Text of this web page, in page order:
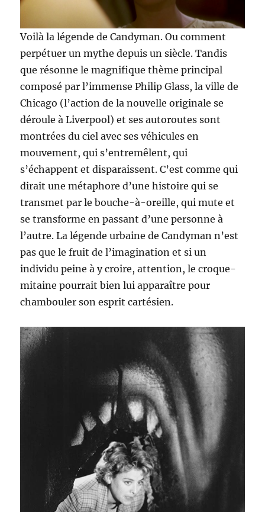
Voilà la légende de Candyman. Ou comment
perpétuer un mythe depuis un siècle. Tandis
que résonne le magnifique thème principal
composé par l’immense Philip Glass, la ville de
Chicago (l’action de la nouvelle originale se
déroule à Liverpool) et ses autoroutes sont
montrées du ciel avec ses véhicules en
mouvement, qui s’entremêlent, qui
s’échappent et disparaissent. C’est comme qui
dirait une métaphore d’une histoire qui se
transmet par le bouche-à-oreille, qui mute et
se transforme en passant d’une personne à
l’autre. La légende urbaine de Candyman n’est
pas que le fruit de l’imagination et si un
individu peine à y croire, attention, le croque-
mitaine pourrait bien lui apparaître pour
chambouler son esprit cartésien.